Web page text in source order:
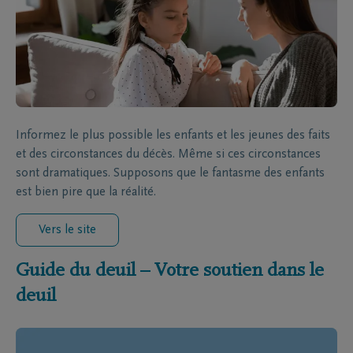
Informez le plus possible les enfants et les jeunes des faits
et des circonstances du décès. Même si ces circonstances
sont dramatiques. Supposons que le fantasme des enfants
est bien pire que la réalité.
Vers le site
Guide du deuil – Votre soutien dans le
deuil